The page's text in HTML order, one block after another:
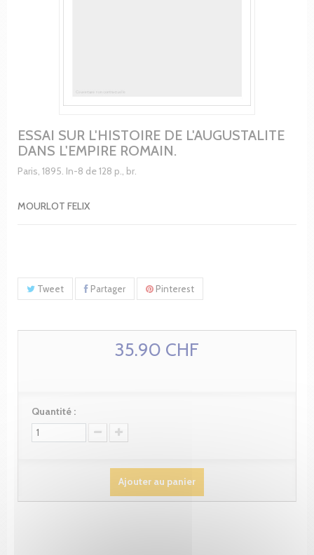
ESSAI SUR L'HISTOIRE DE L'AUGUSTALITE
DANS L'EMPIRE ROMAIN.
Paris, 1895. In-8 de 128 p., br.
MOURLOT FELIX
Tweet Partager Pinterest
35.90 CHF
Quantité :
Ajouter au panier